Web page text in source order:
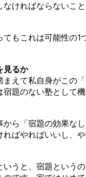
ければならないこと
もこれは可能性の1
見るか
まえて私自身がこの
題のない塾として
から「宿題の効果な
ばやればいいし、
いうと、宿題という